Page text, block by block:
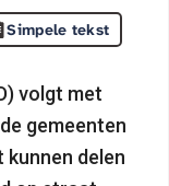
Simpele tekst
volgt met
gemeenten
kunnen delen